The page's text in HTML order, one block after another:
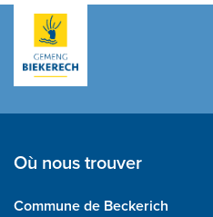
Où nous trouver
Commune de Beckerich